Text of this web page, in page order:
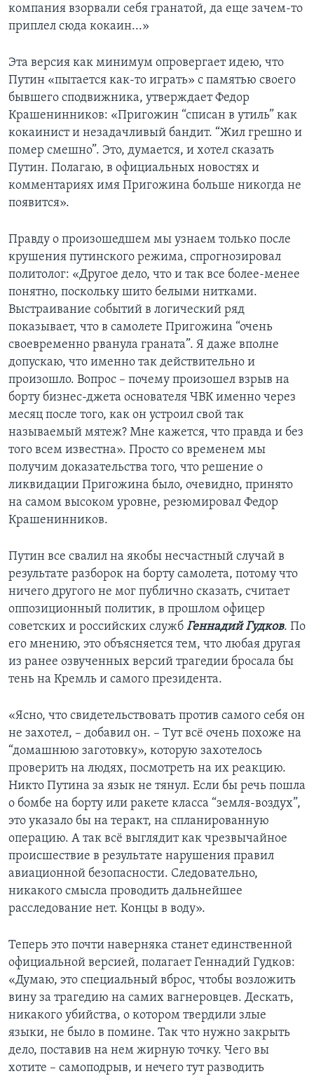
компания взорвали себя гранатой, да еще зачем-то
приплел сюда кокаин...»
Эта версия как минимум опровергает идею, что
Путин «пытается как-то играть» с памятью своего
бывшего сподвижника, утверждает Федор
Крашенинников: «Пригожин “списан в утиль” как
кокаинист и незадачливый бандит. “Жил грешно и
помер смешно”. Это, думается, и хотел сказать
Путин. Полагаю, в официальных новостях и
комментариях имя Пригожина больше никогда не
появится».
Правду о произошедшем мы узнаем только после
крушения путинского режима, спрогнозировал
политолог: «Другое дело, что и так все более-менее
понятно, поскольку шито белыми нитками.
Выстраивание событий в логический ряд
показывает, что в самолете Пригожина “очень
своевременно рванула граната”. Я даже вполне
допускаю, что именно так действительно и
произошло. Вопрос – почему произошел взрыв на
борту бизнес-джета основателя ЧВК именно через
месяц после того, как он устроил свой так
называемый мятеж? Мне кажется, что правда и без
того всем известна». Просто со временем мы
получим доказательства того, что решение о
ликвидации Пригожина было, очевидно, принято
на самом высоком уровне, резюмировал Федор
Крашенинников.
Путин все свалил на якобы несчастный случай в
результате разборок на борту самолета, потому что
ничего другого не мог публично сказать, считает
оппозиционный политик, в прошлом офицер
советских и российских служб Геннадий Гудков. По
его мнению, это объясняется тем, что любая другая
из ранее озвученных версий трагедии бросала бы
тень на Кремль и самого президента.
«Ясно, что свидетельствовать против самого себя он
не захотел, – добавил он. – Тут всё очень похоже на
“домашнюю заготовку», которую захотелось
проверить на людях, посмотреть на их реакцию.
Никто Путина за язык не тянул. Если бы речь пошла
о бомбе на борту или ракете класса “земля-воздух”,
это указало бы на теракт, на спланированную
операцию. А так всё выглядит как чрезвычайное
происшествие в результате нарушения правил
авиационной безопасности. Следовательно,
никакого смысла проводить дальнейшее
расследование нет. Концы в воду».
Теперь это почти наверняка станет единственной
официальной версией, полагает Геннадий Гудков:
«Думаю, это специальный вброс, чтобы возложить
вину за трагедию на самих вагнеровцев. Дескать,
никакого убийства, о котором твердили злые
языки, не было в помине. Так что нужно закрыть
дело, поставив на нем жирную точку. Чего вы
хотите – самоподрыв, и нечего тут разводить